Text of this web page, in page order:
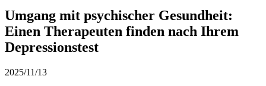
Umgang mit psychischer Gesundheit:
Einen Therapeuten finden nach Ihrem
Depressionstest
2025/11/13